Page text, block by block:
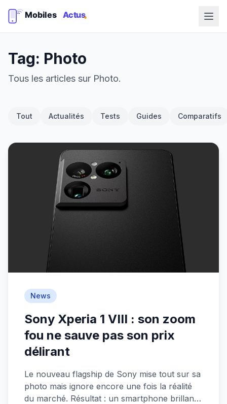
Tag: Photo
Tous les articles sur Photo.
Tout Actualités Tests Guides Comparatifs
News
Sony Xperia 1 VIII : son zoom
fou ne sauve pas son prix
délirant
Le nouveau flagship de Sony mise tout sur sa
photo mais ignore encore une fois la réalité
du marché. Résultat : un smartphone brillant